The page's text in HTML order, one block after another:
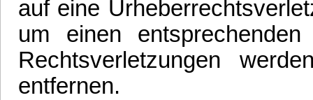
auf eine
um einen
Rechtsverletzungen
entfernen.